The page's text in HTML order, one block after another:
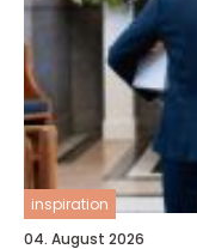
inspiration
04. August 2026